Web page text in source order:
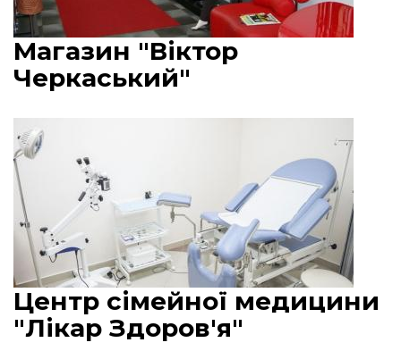
Магазин "Віктор
Черкаський"
Центр сімейної медицини
"Лікар Здоров'я"